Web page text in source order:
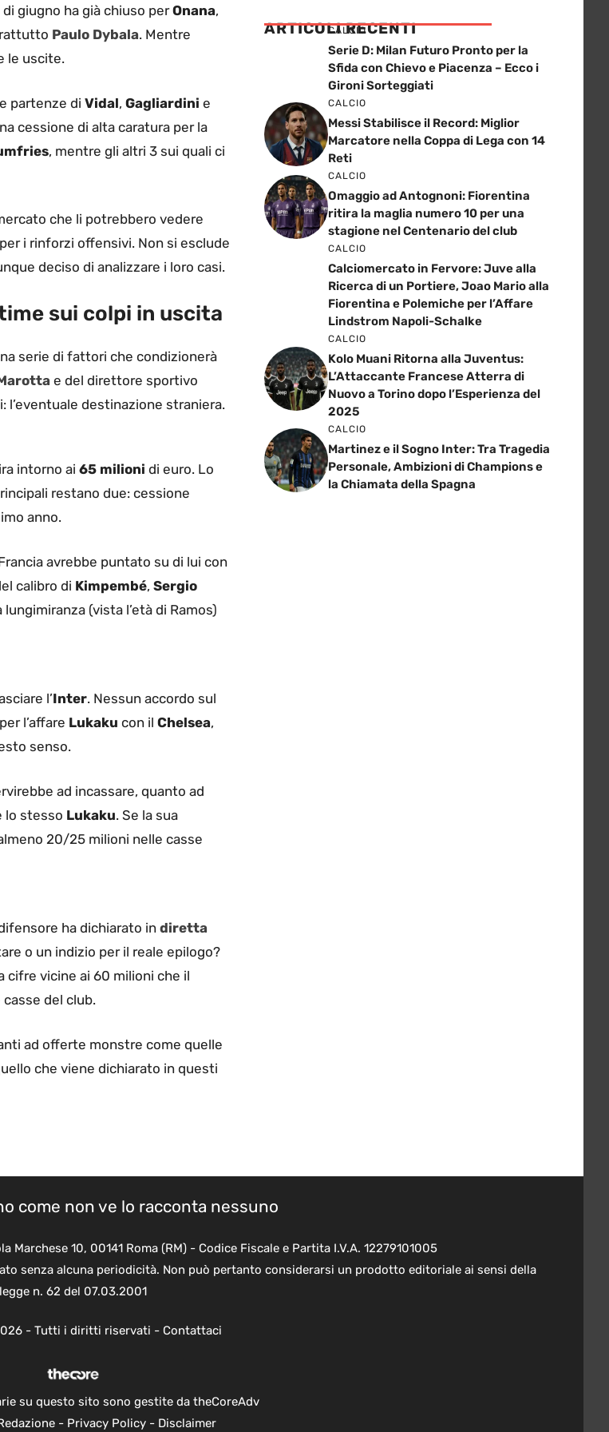
di giugno ha già chiuso perOnana,
Paulo Dybala. Mentre
le uscite.
partenze di Vidal, Gagliardini e
cessione di alta caratura per la
, mentre gli altri 3 sui quali ci
che li potrebbero vedere
i rinforzi offensivi. Non si esclude
deciso di analizzare i loro casi.
sui colpi in uscita
serie di fattori che condizionerà
e del direttore sportivo
l’eventuale destinazione straniera.
intorno ai 65 milioni di euro. Lo
restano due: cessione
anno.
avrebbe puntato su di lui con
calibro di Kimpembé, Sergio
(vista l’età di Ramos)
l’Inter. Nessun accordo sul
l’affare Lukaku con il Chelsea,
senso.
ad incassare, quanto ad
lo stesso Lukaku. Se la sua
20/25 milioni nelle casse
ha dichiarato in diretta
o un indizio per il reale epilogo?
cifre vicine ai 60 milioni che il
del club.
ad offerte monstre come quelle
che viene dichiarato in questi
ARTICOLI RECENTI
CALCIO
Serie D: Milan Futuro Pronto per la
Sfida con Chievo e Piacenza – Ecco i
Gironi Sorteggiati
CALCIO
Messi Stabilisce il Record: Miglior
Marcatore nella Coppa di Lega con 14
Reti
CALCIO
Omaggio ad Antognoni: Fiorentina
ritira la maglia numero 10 per una
stagione nel Centenario del club
CALCIO
Calciomercato in Fervore: Juve alla
Ricerca di un Portiere, Joao Mario alla
Fiorentina e Polemiche per l’Affare
Lindstrom Napoli-Schalke
CALCIO
Kolo Muani Ritorna alla Juventus:
L’Attaccante Francese Atterra di
Nuovo a Torino dopo l’Esperienza del
2025
CALCIO
Martinez e il Sogno Inter: Tra Tragedia
Personale, Ambizioni di Champions e
la Chiamata della Spagna
come non ve lo racconta nessuno
Marchese 10, 00141 Roma (RM) - Codice Fiscale e Partita I.V.A. 12279101005
senza alcuna periodicità. Non può pertanto considerarsi un prodotto editoriale ai sensi della
legge n. 62 del 07.03.2001
- Tutti i diritti riservati - Contattaci
su questo sito sono gestite da theCoreAdv
- Privacy Policy- Disclaimer